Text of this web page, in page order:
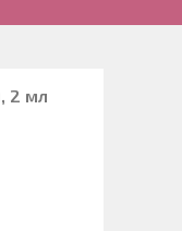
2 мл